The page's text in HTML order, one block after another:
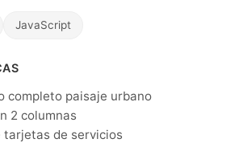
JavaScript
completo paisaje urbano
2 columnas
tarjetas de servicios